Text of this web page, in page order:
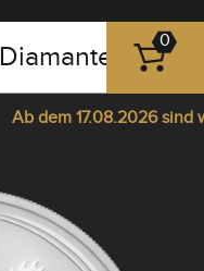
0351
-
43
Diamanten
0
Ab dem 17.08.2026 sind